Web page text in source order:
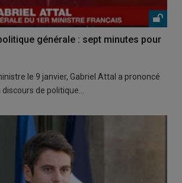
générale : sept minutes pour
le 9 janvier, Gabriel Attal a prononcé
de politique…